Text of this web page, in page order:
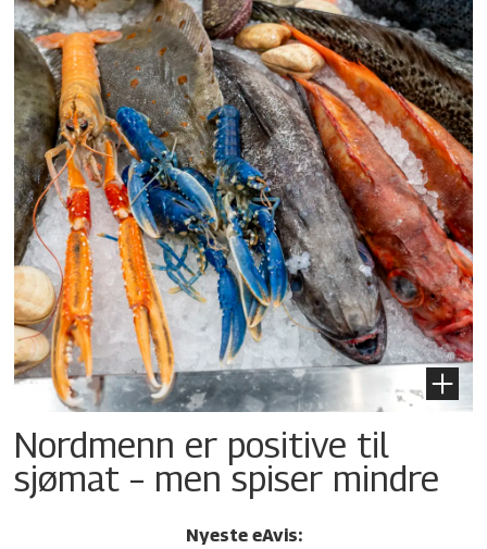
Nordmenn er positive til
sjømat – men spiser mindre
Nyeste eAvis: